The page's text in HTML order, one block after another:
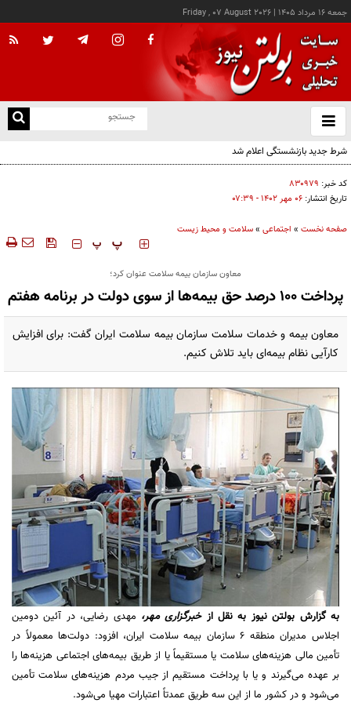
جمعه ۱۶ مرداد ۱۴۰۵ |
Friday , 07 August 2026
باز
و
کد خبر: ۸۳۰۹۷۹
تاریخ انتشار: ۰۶ مهر ۱۴۰۲ - ۰۷:۳۹
صفحه نخست » اجتماعی »سلامت و محیط زیست
‍‍‍ پ پ
معاون سازمان بیمه سلامت عنوان کرد؛
پرداخت ۱۰۰ درصد حق بیمه‌ها از سوی دولت در برنامه هفتم
معاون بیمه و خدمات سلامت سازمان بیمه سلامت ایران گفت: برای افزایش
کارآیی نظام بیمه‌ای باید تلاش کنیم.
به گزارش بولتن نیوز به نقل از خبرگزاری مهر، مهدی رضایی، در آئین دومین
اجلاس مدیران منطقه ۶ سازمان بیمه سلامت ایران، افزود: دولت‌ها معمولاً در
تأمین مالی هزینه‌های سلامت یا مستقیماً یا از طریق بیمه‌های اجتماعی هزینه‌ها را
بر عهده می‌گیرند و یا با پرداخت مستقیم از جیب مردم هزینه‌های سلامت تأمین
می‌شود و در کشور ما از این سه طریق عمدتاً اعتبارات مهیا می‌شود.